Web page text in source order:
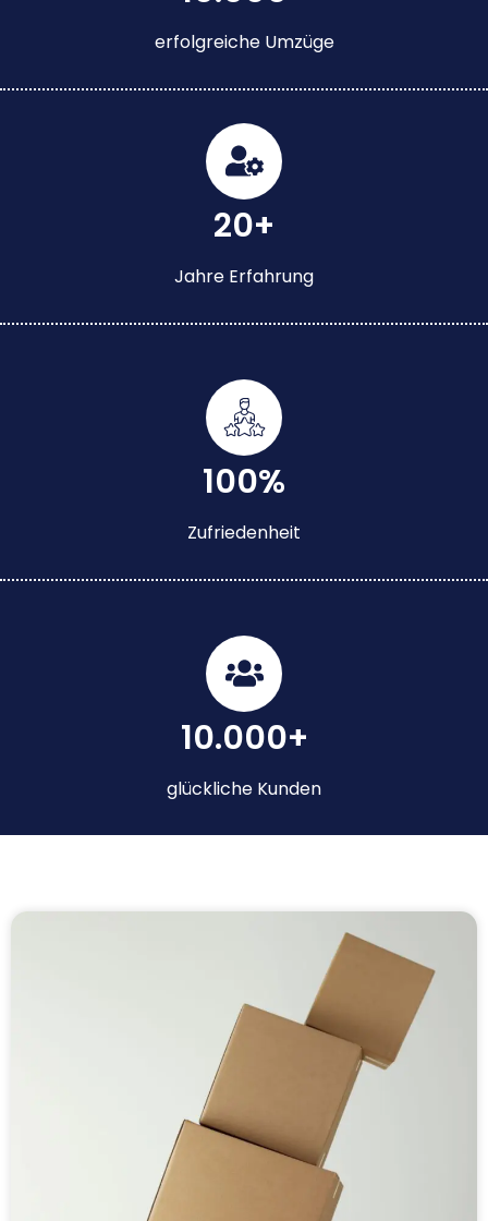
erfolgreiche Umzüge
20+
Jahre Erfahrung
100%
Zufriedenheit
10.000+
glückliche Kunden